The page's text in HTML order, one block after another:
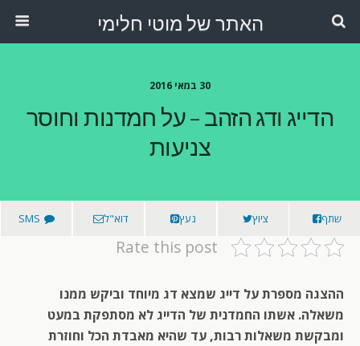
האתר של מוטי חלימי
30 במאי 2016
הדייג ודג הזהב – על חמדנות וחוסר
צניעות
שתף ציוץ נעץ דוא"ל SMS
Rate this post
ההצגה מספרת על דייג שמצא דג מיוחד וביקש ממנו
משאלה. אשתו החמדנית של הדייג לא מסתפקת במעט
ומבקשת משאלות רבות, עד שהיא מאבדת הכל וחוזרת